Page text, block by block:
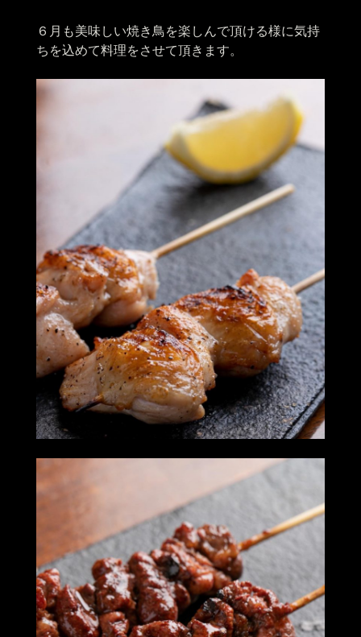
６月も美味しい焼き鳥を楽しんで頂ける様に気持
ちを込めて料理をさせて頂きます。